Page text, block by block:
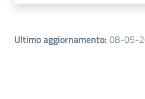
Ultimo aggiornamento: 08-05-